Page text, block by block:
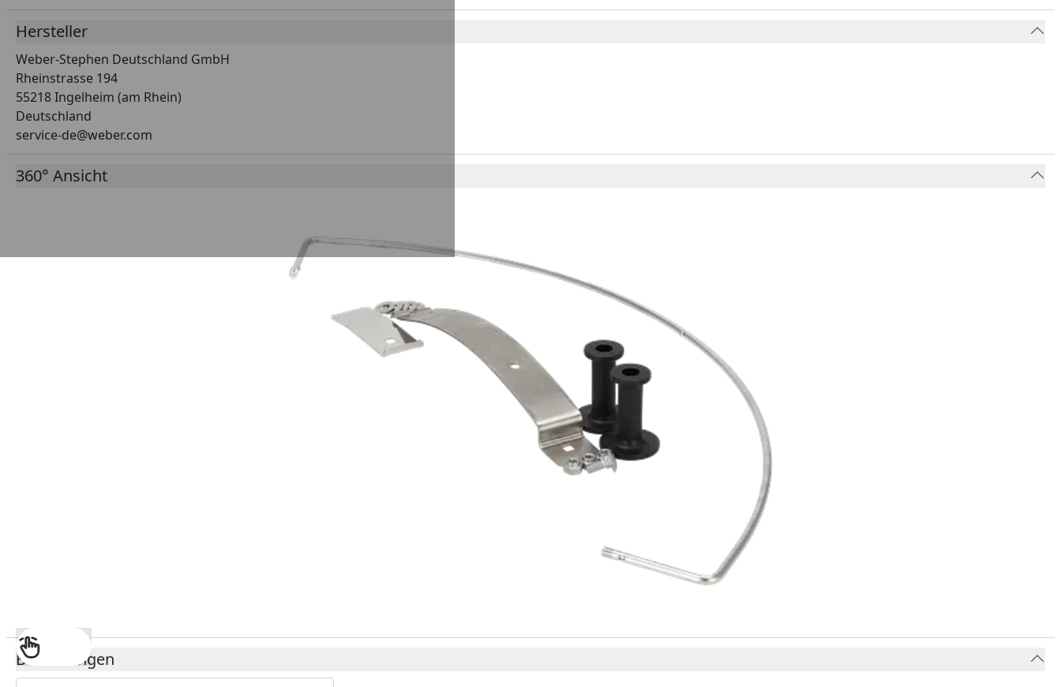
Hersteller
Weber-Stephen Deutschland GmbH
Rheinstrasse 194
55218 Ingelheim (am Rhein)
Deutschland
service-de@weber.com
360° Ansicht
Bewertungen